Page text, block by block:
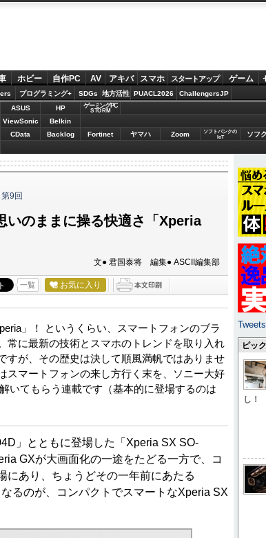
ホビー 自作PC AV アキバ スマホ スタートアップ ゲーム
プログラミング+ SDGs 地方活性 PUACL2026 ChallengersJP
ASUS HP ゲーミングPC
STORM
ViewSonic Belkin
CData Backlog Fortinet ヤマハ Zoom
ソフトバンクの
IoT
ソフ
第9回
いのままに操る快適さ「Xperia
文● 君国泰将 編集● ASCII編集部
一覧 お気に入り
」！ というくらい、スマートフォンのブラ
常に最新の技術とスマホのトレンドを取り入れ
すが、その歴史は決して順風満帆ではありませ
スマートフォンの来し方行く末を、ソニー大好
いてもらう連載です（基本的に登場するのは
」とともに登場した「Xperia SX SO-
GXが大画面化の一途をたどる一方で、コ
にあり、ちょうどその一年前にあたる
るのが、コンパクトでスマートなXperia SX
ピッ
し！